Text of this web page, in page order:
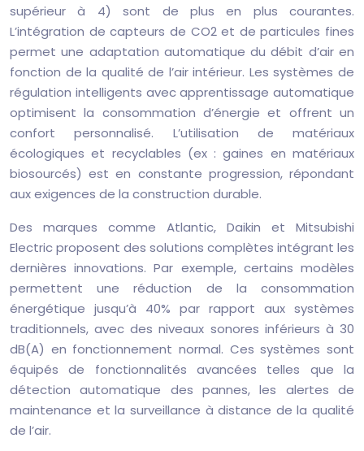
supérieur à 4) sont de plus en plus courantes.
L’intégration de capteurs de CO2 et de particules fines
permet une adaptation automatique du débit d’air en
fonction de la qualité de l’air intérieur. Les systèmes de
régulation intelligents avec apprentissage automatique
optimisent la consommation d’énergie et offrent un
confort personnalisé. L’utilisation de matériaux
écologiques et recyclables (ex : gaines en matériaux
biosourcés) est en constante progression, répondant
aux exigences de la construction durable.
Des marques comme Atlantic, Daikin et Mitsubishi
Electric proposent des solutions complètes intégrant les
dernières innovations. Par exemple, certains modèles
permettent une réduction de la consommation
énergétique jusqu’à 40% par rapport aux systèmes
traditionnels, avec des niveaux sonores inférieurs à 30
dB(A) en fonctionnement normal. Ces systèmes sont
équipés de fonctionnalités avancées telles que la
détection automatique des pannes, les alertes de
maintenance et la surveillance à distance de la qualité
de l’air.